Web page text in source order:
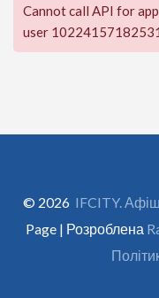
Cannot call API for
user
© 2026 IFCITY.
Page | Розроблена